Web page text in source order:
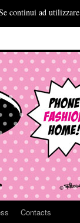
Contacts
continui ad